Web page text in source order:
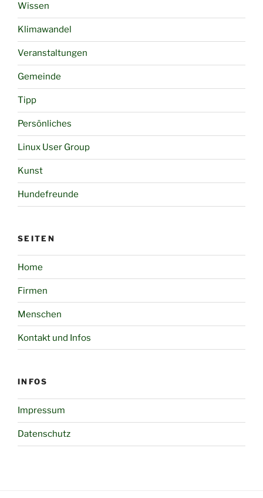
Wissen
Klimawandel
Veranstaltungen
Gemeinde
Tipp
Persönliches
Linux User Group
Kunst
Hundefreunde
SEITEN
Home
Firmen
Menschen
Kontakt und Infos
INFOS
Impressum
Datenschutz